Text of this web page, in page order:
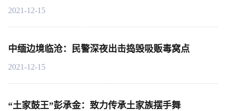
2021-12-15
中缅边境临沧：民警深夜出击捣毁吸贩毒窝点
2021-12-15
“土家鼓王”彭承金：致力传承土家族摆手舞